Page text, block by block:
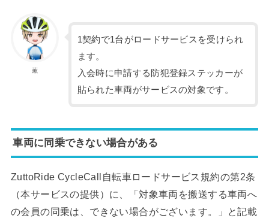
薫
1契約で1台がロードサービスを受けられ
ます。
入会時に申請する防犯登録ステッカーが
貼られた車両がサービスの対象です。
車両に同乗できない場合がある
ZuttoRide CycleCall自転車ロードサービス規約の第2条
（本サービスの提供）に、「対象車両を搬送する車両へ
の会員の同乗は、できない場合がございます。」と記載